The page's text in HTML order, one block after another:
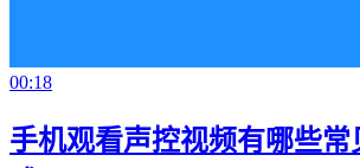
00:18
手机观看声控视频有哪些常